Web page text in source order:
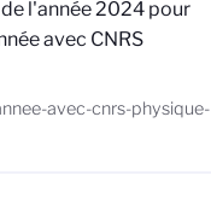
l'année 2024 pour
avec CNRS
avec-cnrs-physique-